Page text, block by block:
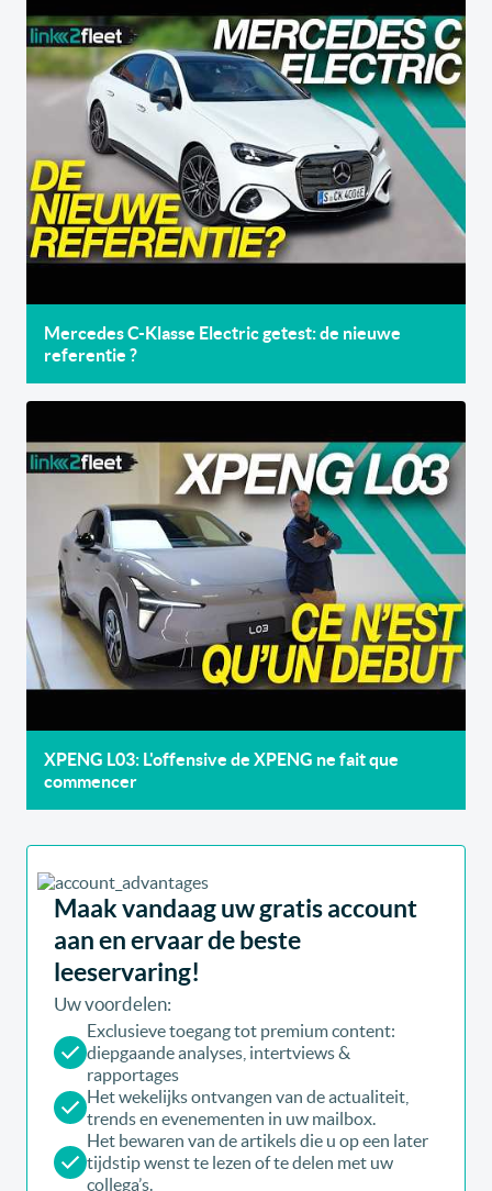
Mercedes C-Klasse Electric getest: de nieuwe
referentie ?
XPENG L03: L'offensive de XPENG ne fait que
commencer
Maak vandaag uw gratis account
aan en ervaar de beste
leeservaring!
Uw voordelen:
Exclusieve toegang tot premium content:
diepgaande analyses, intertviews &
rapportages
Het wekelijks ontvangen van de actualiteit,
trends en evenementen in uw mailbox.
Het bewaren van de artikels die u op een later
tijdstip wenst te lezen of te delen met uw
collega’s.